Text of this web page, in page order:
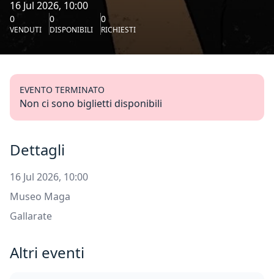
16 Jul 2026, 10:00
0
VENDUTI
0
DISPONIBILI
0
RICHIESTI
EVENTO TERMINATO
Non ci sono biglietti disponibili
Dettagli
16 Jul 2026, 10:00
Museo Maga
Gallarate
Altri eventi